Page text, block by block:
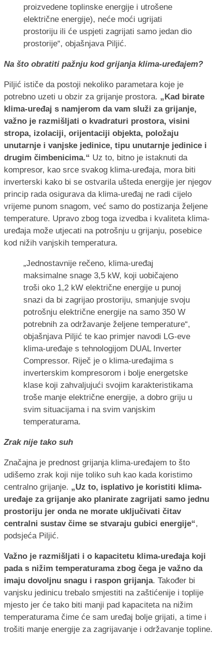
proizvedene toplinske energije i utrošene
električne energije), neće moći ugrijati
prostoriju ili će uspjeti zagrijati samo jedan dio
prostorije“, objašnjava Piljić.
Na što obratiti pažnju kod grijanja klima-uređajem?
Piljić ističe da postoji nekoliko parametara koje je
potrebno uzeti u obzir za grijanje prostora. „Kad birate
klima-uređaj s namjerom da vam služi za grijanje,
važno je razmišljati o kvadraturi prostora, visini
stropa, izolaciji, orijentaciji objekta, položaju
unutarnje i vanjske jedinice, tipu unutarnje jedinice i
drugim čimbenicima.“ Uz to, bitno je istaknuti da
kompresor, kao srce svakog klima-uređaja, mora biti
inverterski kako bi se ostvarila ušteda energije jer njegov
princip rada osigurava da klima-uređaj ne radi cijelo
vrijeme punom snagom, već samo do postizanja željene
temperature. Upravo zbog toga izvedba i kvaliteta klima-
uređaja može utjecati na potrošnju u grijanju, posebice
kod nižih vanjskih temperatura.
„Jednostavnije rečeno, klima-uređaj
maksimalne snage 3,5 kW, koji uobičajeno
troši oko 1,2 kW električne energije u punoj
snazi da bi zagrijao prostoriju, smanjuje svoju
potrošnju električne energije na samo 350 W
potrebnih za održavanje željene temperature“,
objašnjava Piljić te kao primjer navodi LG-eve
klima-uređaje s tehnologijom DUAL Inverter
Compressor. Riječ je o klima-uređajima s
inverterskim kompresorom i bolje energetske
klase koji zahvaljujući svojim karakteristikama
troše manje električne energije, a dobro griju u
svim situacijama i na svim vanjskim
temperaturama.
Zrak nije tako suh
Značajna je prednost grijanja klima-uređajem to što
udišemo zrak koji nije toliko suh kao kada koristimo
centralno grijanje. „Uz to, isplativo je koristiti klima-
uređaje za grijanje ako planirate zagrijati samo jednu
prostoriju jer onda ne morate uključivati čitav
centralni sustav čime se stvaraju gubici energije“,
podsjeća Piljić.
Važno je razmišljati i o kapacitetu klima-uređaja koji
pada s nižim temperaturama zbog čega je važno da
imaju dovoljnu snagu i raspon grijanja. Također bi
vanjsku jedinicu trebalo smjestiti na zaštićenije i toplije
mjesto jer će tako biti manji pad kapaciteta na nižim
temperaturama čime će sam uređaj bolje grijati, a time i
trošiti manje energije za zagrijavanje i održavanje topline.